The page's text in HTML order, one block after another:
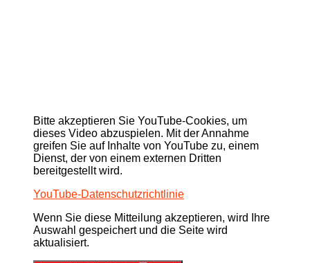
Bitte akzeptieren Sie YouTube-Cookies, um
dieses Video abzuspielen. Mit der Annahme
greifen Sie auf Inhalte von YouTube zu, einem
Dienst, der von einem externen Dritten
bereitgestellt wird.
YouTube-Datenschutzrichtlinie
Wenn Sie diese Mitteilung akzeptieren, wird Ihre
Auswahl gespeichert und die Seite wird
aktualisiert.